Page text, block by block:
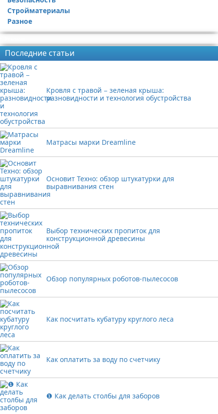
Стройматериалы
Разное
Последние статьи
Кровля с травой − зеленая крыша:
разновидности и технология обустройства
Матрасы марки Dreamline
Основит Техно: обзор штукатурки для
выравнивания стен
Выбор технических пропиток для
конструкционной древесины
Обзор популярных роботов-пылесосов
Как посчитать кубатуру круглого леса
Как оплатить за воду по счетчику
❶ Как делать столбы для заборов